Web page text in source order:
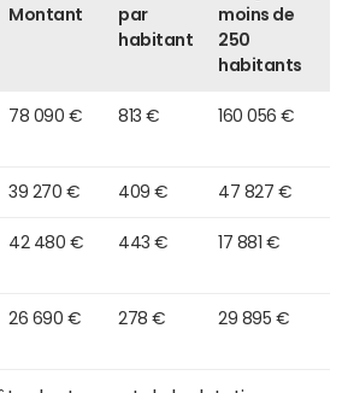
Montant
par
habitant
moins de
250
habitants
78 090 € 813 € 160 056 €
39 270 € 409 € 47 827 €
42 480 € 443 € 17 881 €
26 690 € 278 € 29 895 €